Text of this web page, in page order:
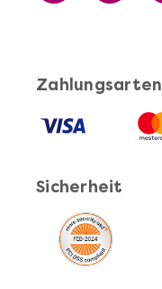
Cocktails
Zahlungsarten
Sicherheit